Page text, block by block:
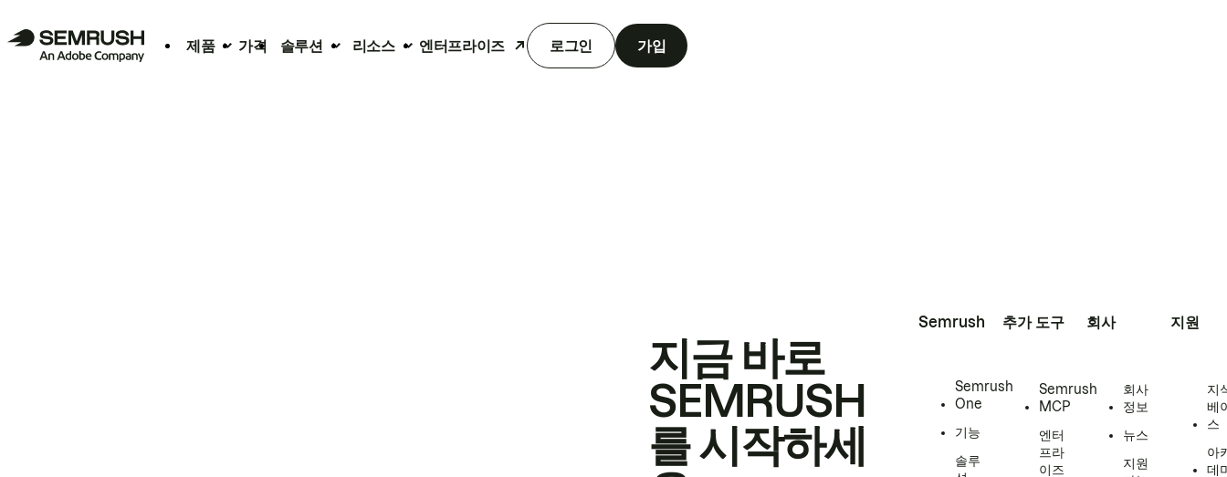
제품 가격 솔루션 리소스 엔터프라이즈 로그인 가입
지금 바로
SEMRUSH
를 시작하세
Semrush
Semrush
One
기능
솔루
추가 도구
Semrush
MCP
엔터
프라
이즈
회사
회사
정보
뉴스
지원
지원
지
베
스
아
데